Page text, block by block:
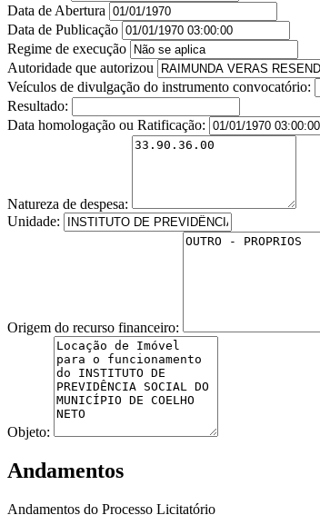
Data de Abertura
Data de Publicação
Regime de execução
Autoridade que autorizou
Veículos de divulgação do instrumento convocatório:
Resultado:
Data homologação ou Ratificação:
Natureza de despesa:
Unidade:
Origem do recurso financeiro:
Objeto:
Andamentos
Andamentos do Processo Licitatório